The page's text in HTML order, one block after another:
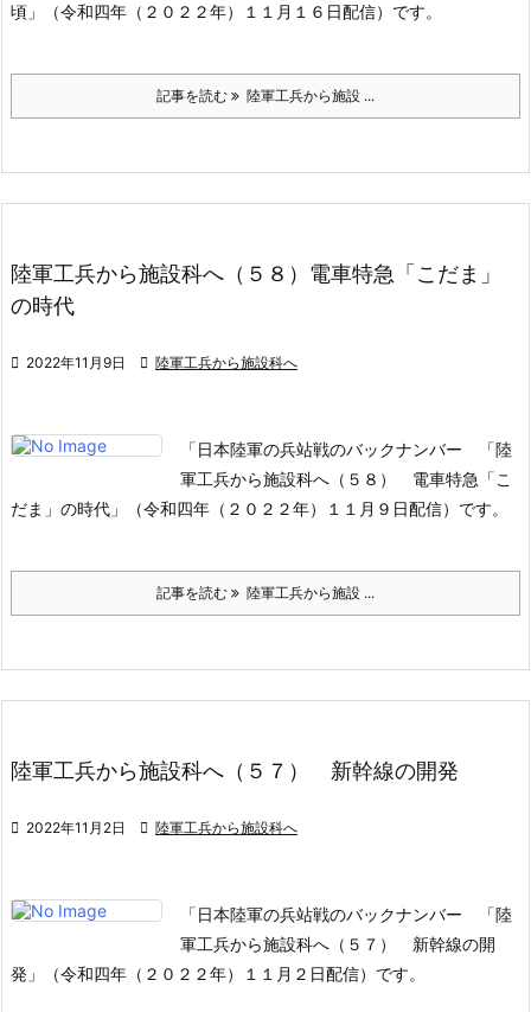
頃」（令和四年（２０２２年）１１月１６日配信）です。
記事を読む 陸軍工兵から施設 ...
陸軍工兵から施設科へ（５８）電車特急「こだま」
の時代
 2022年11月9日  陸軍工兵から施設科へ
「日本陸軍の兵站戦のバックナンバー 「陸
軍工兵から施設科へ（５８） 電車特急「こ
だま」の時代」（令和四年（２０２２年）１１月９日配信）です。
記事を読む 陸軍工兵から施設 ...
陸軍工兵から施設科へ（５７） 新幹線の開発
 2022年11月2日  陸軍工兵から施設科へ
「日本陸軍の兵站戦のバックナンバー 「陸
軍工兵から施設科へ（５７） 新幹線の開
発」（令和四年（２０２２年）１１月２日配信）です。